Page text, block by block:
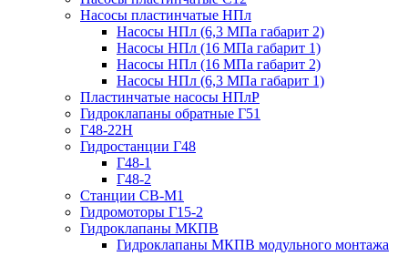
Насосы пластинчатые НПл
Насосы НПл (6,3 МПа габарит 2)
Насосы НПл (16 МПа габарит 1)
Насосы НПл (16 МПа габарит 2)
Насосы НПл (6,3 МПа габарит 1)
Пластинчатые насосы НПлР
Гидроклапаны обратные Г51
Г48-22Н
Гидростанции Г48
Г48-1
Г48-2
Станции СВ-М1
Гидромоторы Г15-2
Гидроклапаны МКПВ
Гидроклапаны МКПВ модульного монтажа